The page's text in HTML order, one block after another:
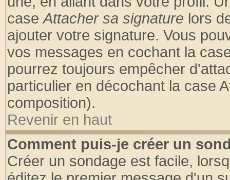
caseAttacher sa signature lors
ajouter votre signature. Vous
vos messages en cochant la
pourrez toujours empêcher
particulier en décochant la case
composition).
Revenir en haut
Comment puis-je créer un
Créer un sondage est facile,